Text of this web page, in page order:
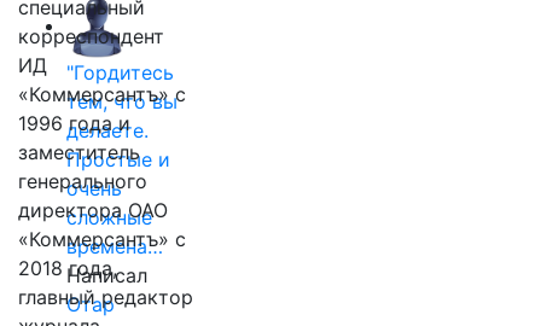
"Гордитесь
тем, что вы
делаете.
Простые и
очень
сложные
времена…
Написал
Отар
специальный
корреспондент
ИД
«Коммерсантъ» с
1996 года и
заместитель
генерального
директора ОАО
«Коммерсантъ» с
2018 года,
главный редактор